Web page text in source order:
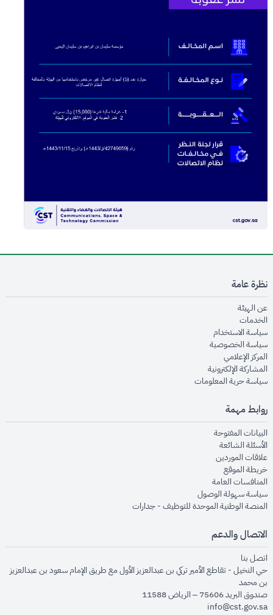
نظرة عامة
عن الهيئةopens in new window
الخدماتopens in new window
سياسة الاستخدام
سياسة الخصوصيةopens in new window
المركز الإعلاميopens in new window
المشاركة الإلكترونيةopens in new window
سياسة حرية المعلوماتopens in new window
روابط مهمة
البيانات المفتوحةopens in new window
الأسئلة الشائعةopens in new window
علاقات الموردينopens in new window
خريطة الموقعopens in new window
المنافسات العامةopens in new window
سياسة سهولة الوصولopens in new window
المنصة الوطنية الموحدة للتوظيف - جداراتopens in new window
الاتصال والدعم
اتصل بنا
حي النخيل - تقاطع الأمير تركي بن عبدالعزيز الأول مع طريق الإمام سعود بن عبدالعزيز
بن محمد
صندوق البريد 75606 – الرياض 11588
info@cst.gov.sa